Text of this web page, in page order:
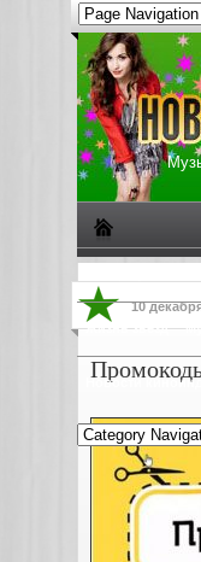
Жизнь звезд
Новости
10